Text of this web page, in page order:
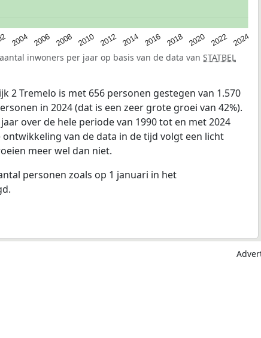
2004 2006 2008 2010 2012 2014 2016 2018 2020 2022 2024
inwoners per jaar op basis van de data van STATBEL
2 Tremelo is met 656 personen gestegen van 1.570
in 2024 (dat is een zeer grote groei van 42%).
over de hele periode van 1990 tot en met 2024
ontwikkeling van de data in de tijd volgt een licht
meer wel dan niet.
personen zoals op 1 januari in het